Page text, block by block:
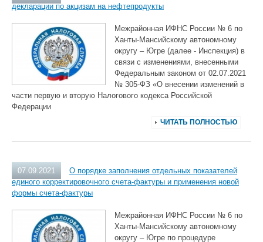
декларации по акцизам на нефтепродукты
Межрайонная ИФНС России № 6 по
Ханты-Мансийскому автономному
округу ‒ Югре (далее - Инспекция) в
связи с изменениями, внесенными
Федеральным законом от 02.07.2021
№ 305-ФЗ «О внесении изменений в
части первую и вторую Налогового кодекса Российской
Федерации
ЧИТАТЬ ПОЛНОСТЬЮ
07.09.2021
О порядке заполнения отдельных показателей
единого корректировочного счета-фактуры и применения новой
формы счета-фактуры
Межрайонная ИФНС России № 6 по
Ханты-Мансийскому автономному
округу ‒ Югре по процедуре